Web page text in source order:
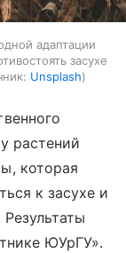
адаптации
засухе
Unsplash
у растений
которая
к засухе и
ЮУрГУ».